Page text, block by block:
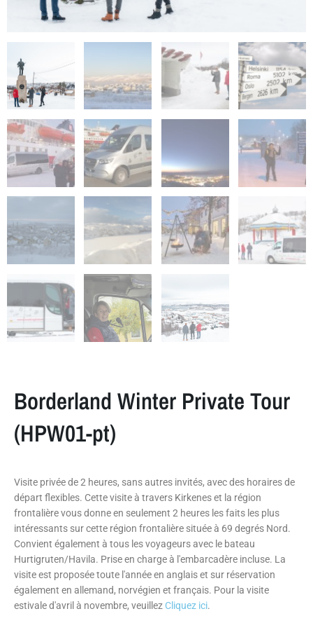
Borderland Winter Private Tour
(HPW01-pt)
Visite privée de 2 heures, sans autres invités, avec des horaires de
départ flexibles. Cette visite à travers Kirkenes et la région
frontalière vous donne en seulement 2 heures les faits les plus
intéressants sur cette région frontalière située à 69 degrés Nord.
Convient également à tous les voyageurs avec le bateau
Hurtigruten/Havila. Prise en charge à l'embarcadère incluse. La
visite est proposée toute l'année en anglais et sur réservation
également en allemand, norvégien et français. Pour la visite
estivale d'avril à novembre, veuillez Cliquez ici.